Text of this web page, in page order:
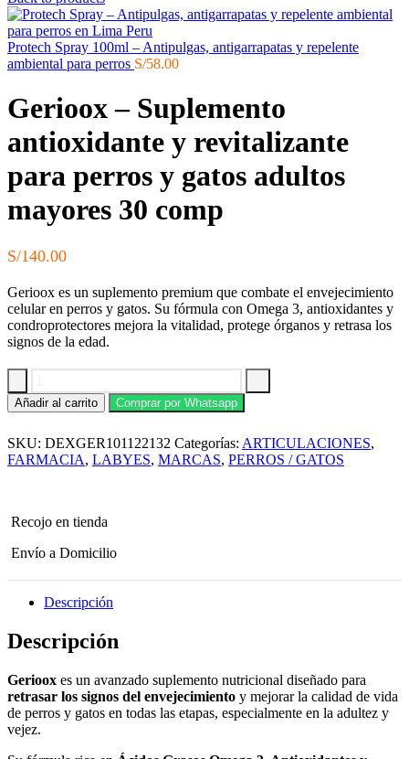
Protech Spray 100ml – Antipulgas, antigarrapatas y repelente
ambiental para perros S/58.00
Gerioox – Suplemento
antioxidante y revitalizante
para perros y gatos adultos
mayores 30 comp
S/140.00
Gerioox es un suplemento premium que combate el envejecimiento
celular en perros y gatos. Su fórmula con Omega 3, antioxidantes y
condroprotectores mejora la vitalidad, protege órganos y retrasa los
signos de la edad.
Gerioox
–
antioxidante
y
y
gatos
adultos
mayores
cantidad
Añadir al carrito Comprar por Whatsapp
SKU: DEXGER101122132 Categorías: ARTICULACIONES,
FARMACIA, LABYES, MARCAS, PERROS / GATOS
Recojo en tienda
Envío a Domicilio
Descripción
Descripción
Gerioox es un avanzado suplemento nutricional diseñado para
retrasar los signos del envejecimiento y mejorar la calidad de vida
de perros y gatos en todas las etapas, especialmente en la adultez y
vejez.